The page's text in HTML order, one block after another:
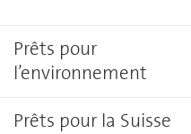
Prêts pour
l’environnement
Prêts pour la Suisse